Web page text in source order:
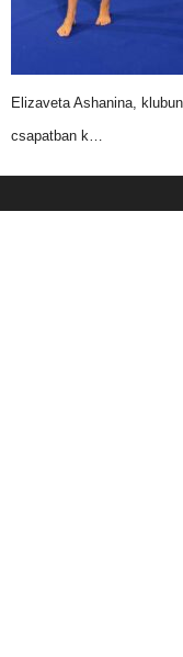
Elizaveta Ashanina,
csapatban k…